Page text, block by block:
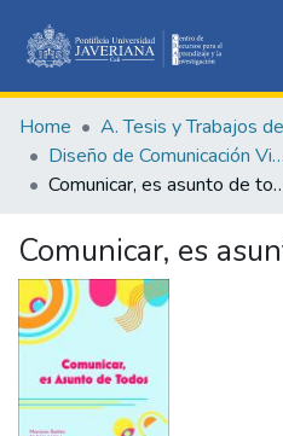
&
Home A. Tesis y Trabajos
Diseño de Comunicación Visual
Comunicar,
Comunicar, es